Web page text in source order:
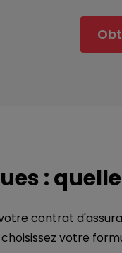
:
contrat
votre